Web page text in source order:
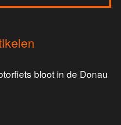
bloot in de Donau